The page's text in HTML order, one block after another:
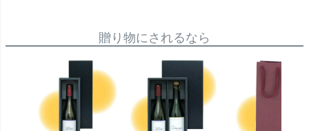
贈り物にされるなら